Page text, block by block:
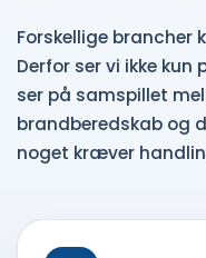
Forskellige brancher
Derfor ser vi ikke kun
ser på samspillet
brandberedskab og
noget kræver